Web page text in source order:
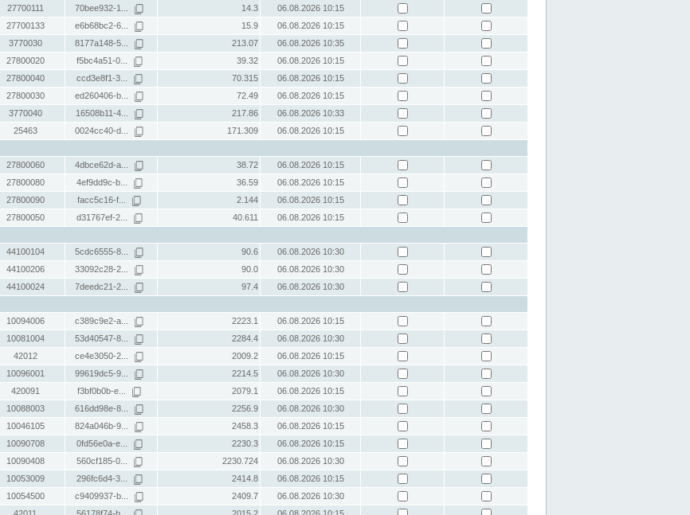
27700111 70bee932-1... 14.3
06.08.2026 10:15
27700133 e6b68bc2-6... 15.9
06.08.2026 10:15
3770030 8177a148-5... 213.07
06.08.2026 10:35
27800020 f5bc4a51-0... 39.32
06.08.2026 10:15
27800040 ccd3e8f1-3... 70.315
06.08.2026 10:15
27800030 ed260406-b... 72.49
06.08.2026 10:15
3770040 16508b11-4... 217.86
06.08.2026 10:33
25463 0024cc40-d... 171.309
06.08.2026 10:15
27800060 4dbce62d-a... 38.72
06.08.2026 10:15
27800080 4ef9dd9c-b... 36.59
06.08.2026 10:15
27800090 facc5c16-f... 2.144
06.08.2026 10:15
27800050 d31767ef-2... 40.611
06.08.2026 10:15
44100104 5cdc6555-8... 90.6
06.08.2026 10:30
44100206 33092c28-2... 90.0
06.08.2026 10:30
44100024 7deedc21-2... 97.4
06.08.2026 10:30
10094006 c389c9e2-a... 2223.1
06.08.2026 10:15
10081004 53d40547-8... 2284.4
06.08.2026 10:30
42012 ce4e3050-2... 2009.2
06.08.2026 10:15
10096001 99619dc5-9... 2214.5
06.08.2026 10:30
420091 f3bf0b0b-e... 2079.1
06.08.2026 10:15
10088003 616dd98e-8... 2256.9
06.08.2026 10:30
10046105 824a046b-9... 2458.3
06.08.2026 10:15
10090708 0fd56e0a-e... 2230.3
06.08.2026 10:15
10090408 560cf185-0... 2230.724
06.08.2026 10:30
10053009 296fc6d4-3... 2414.8
06.08.2026 10:15
10054500 c9409937-b... 2409.7
06.08.2026 10:30